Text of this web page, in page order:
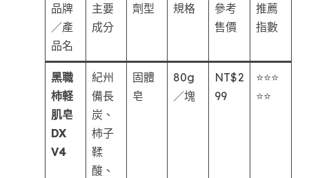
品牌
／產
品名
主要
成分
劑型 規格
參考
售價
推薦
指數
黑職
柿軽
肌皂
DX
V4
紀州
備長
炭、
柿子
鞣
酸、
固體
皂
80g
／塊
NT$2
99
⭐⭐⭐
⭐⭐